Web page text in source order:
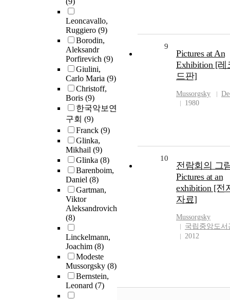
Leoncavallo,
Ruggiero (9)
Borodin,
Aleksandr
Porfirevich (9)
Giulini,
Carlo Maria (9)
Christoff,
Boris (9)
한국악보연
구회 (9)
Franck (9)
Glinka,
Mikhail (9)
Glinka (8)
Barenboim,
Daniel (8)
Gartman,
Viktor
Aleksandrovich
(8)
Linckelmann,
Joachim (8)
Modeste
Mussorgsky (8)
Bernstein,
Leonard (7)
9
Pictures at An
Exhibition [레
드판]
Mussorgsky
1980
10
전람회의 그
Pictures at an
exhibition [전
자료]
Mussorgsky
국립중앙도서
2012